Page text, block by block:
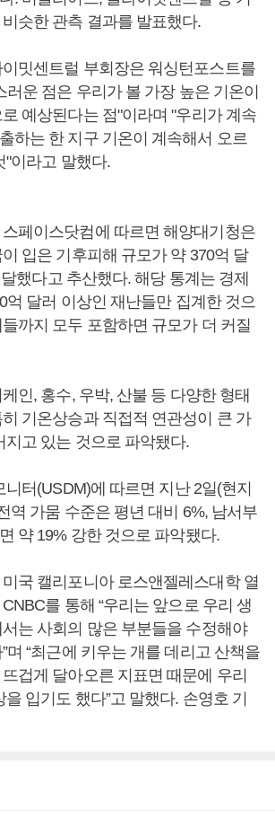
슷한 관측 결과를 발표했다.
밋센트럴 부회장은 워싱턴포스트를
러운 점은 우리가 볼 가장 높은 기온이
예상된다는 점"이라며 "우리가 계속
하는 한 지구 기온이 계속해서 오르
"이라고 말했다.
페이스닷컴에 따르면 해양대기청은
입은 기후피해 규모가 약 370억 달
했다고 추산했다. 해당 통계는 경제
억 달러 이상인 재난들만 집계한 것으
까지 모두 포함하면 규모가 더 커질
인, 홍수, 우박, 산불 등 다양한 형태
기온상승과 직접적 연관성이 큰 가
지고 있는 것으로 파악됐다.
터(USDM)에 따르면 지난 2일(현지
역 가뭄 수준은 평년 대비 6%, 남서부
약 19% 강한 것으로 파악됐다.
국 캘리포니아 로스앤젤레스대학 열
를 통해 “우리는 앞으로 우리 생
는 사회의 많은 부분들을 수정해야
며 “최근에 키우는 개를 데리고 산책을
겁게 달아오른 지표면 때문에 우리
입기도 했다”고 말했다. 손영호 기